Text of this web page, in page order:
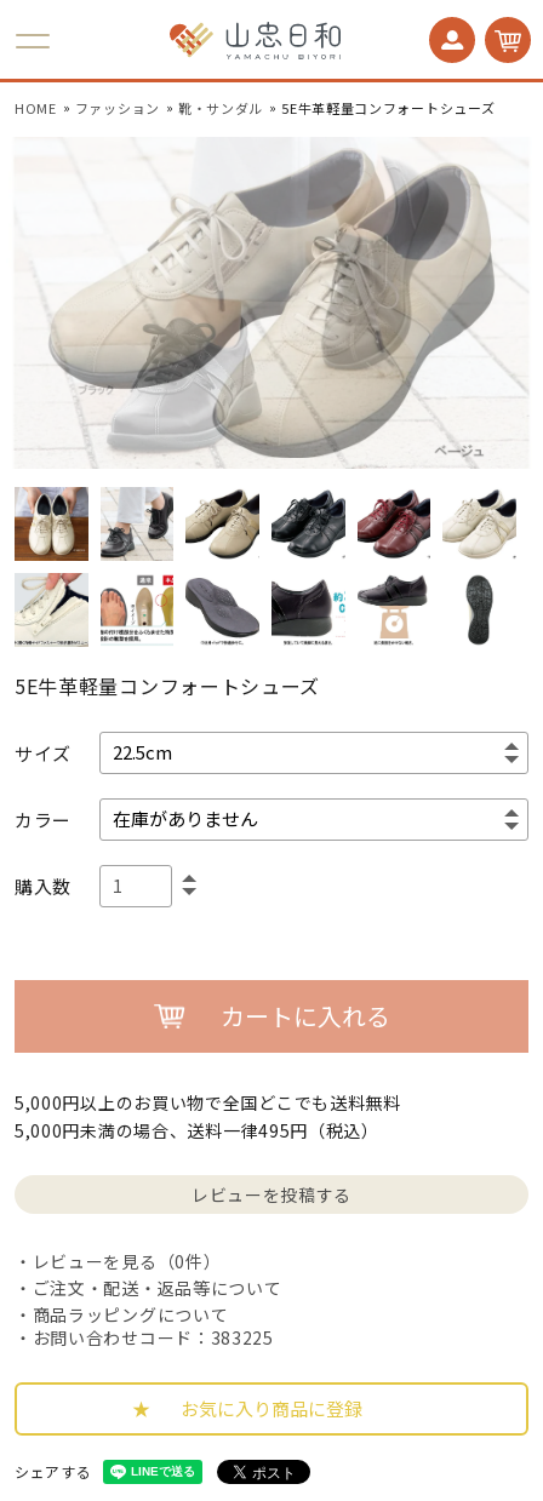
HOME ファッション 靴・サンダル 5E牛革軽量コンフォートシューズ
5E牛革軽量コンフォートシューズ
サイズ
カラー
購入数
カートに入れる
5,000円以上のお買い物で全国どこでも送料無料
5,000円未満の場合、送料一律495円（税込）
レビューを投稿する
レビューを見る（0件）
ご注文・配送・返品等について
商品ラッピングについて
・お問い合わせコード：383225
お気に入り商品に登録
シェアする